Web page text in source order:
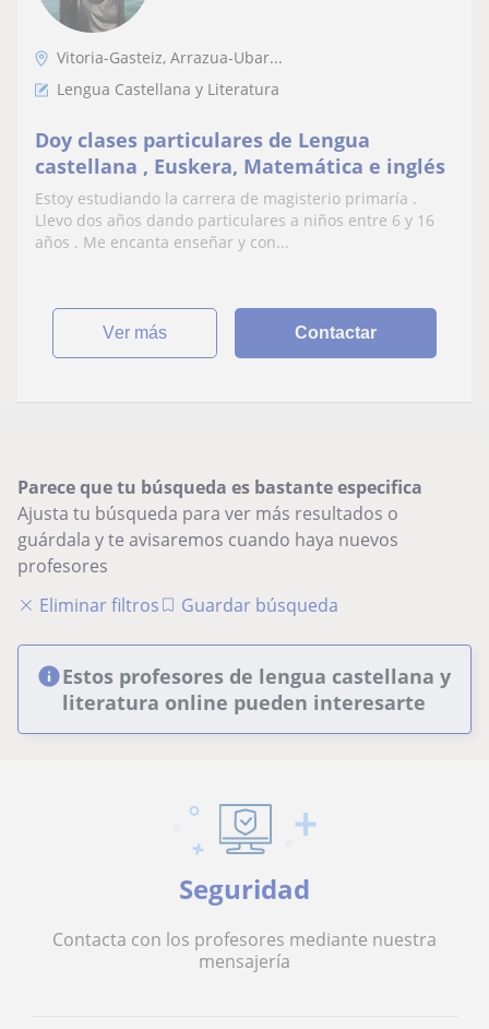
Vitoria-Gasteiz, Arrazua-Ubar...
Lengua Castellana y Literatura
Doy clases particulares de Lengua
castellana , Euskera, Matemática e inglés
Estoy estudiando la carrera de magisterio primaría .
Llevo dos años dando particulares a niños entre 6 y 16
años . Me encanta enseñar y con...
ver más Contactar
Parece que tu búsqueda es bastante especifica
Ajusta tu búsqueda para ver más resultados o
guárdala y te avisaremos cuando haya nuevos
profesores
Eliminar filtros
Guardar búsqueda
Estos profesores de lengua castellana y
literatura online pueden interesarte
Seguridad
Contacta con los profesores mediante nuestra
mensajería